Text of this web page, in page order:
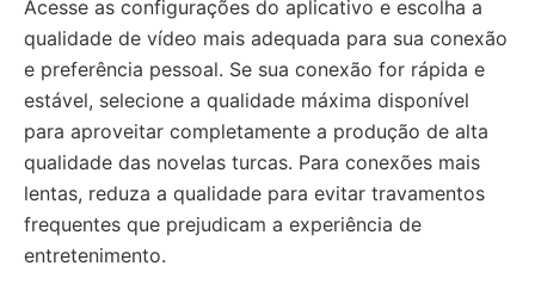
Acesse as configurações do aplicativo e escolha a
qualidade de vídeo mais adequada para sua conexão
e preferência pessoal. Se sua conexão for rápida e
estável, selecione a qualidade máxima disponível
para aproveitar completamente a produção de alta
qualidade das novelas turcas. Para conexões mais
lentas, reduza a qualidade para evitar travamentos
frequentes que prejudicam a experiência de
entretenimento.